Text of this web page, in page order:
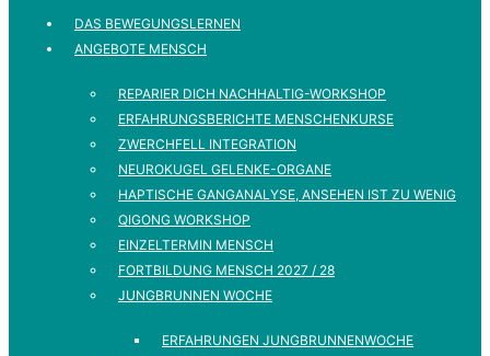
DAS BEWEGUNGSLERNEN
ANGEBOTE MENSCH
REPARIER DICH NACHHALTIG-WORKSHOP
ERFAHRUNGSBERICHTE MENSCHENKURSE
ZWERCHFELL INTEGRATION
NEUROKUGEL GELENKE-ORGANE
HAPTISCHE GANGANALYSE, ANSEHEN IST ZU WENIG
QIGONG WORKSHOP
EINZELTERMIN MENSCH
FORTBILDUNG MENSCH 2027 / 28
JUNGBRUNNEN WOCHE
ERFAHRUNGEN JUNGBRUNNENWOCHE